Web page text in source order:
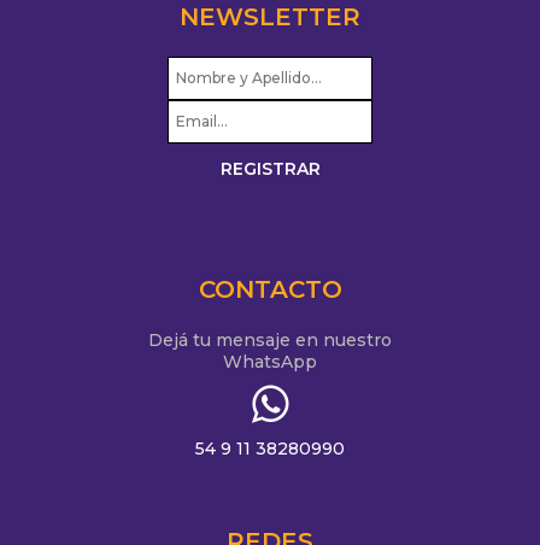
NEWSLETTER
CONTACTO
Dejá tu mensaje en nuestro
WhatsApp
54 9 11 38280990